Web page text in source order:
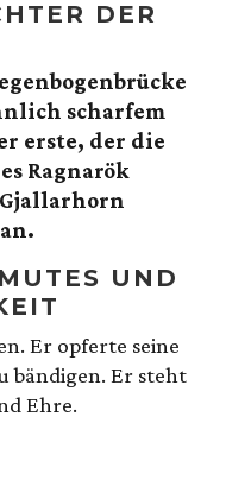
DER
scharfem
erste, der die
Ragnarök
UND
Er opferte seine
bändigen. Er steht
Ehre.